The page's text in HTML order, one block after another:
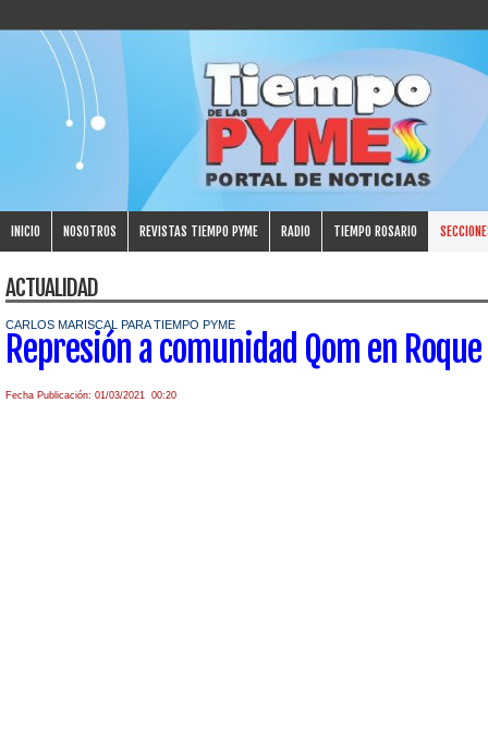
INICIO NOSOTROS REVISTAS TIEMPO PYME RADIO TIEMPO ROSARIO
ACTUALIDAD
CARLOS MARISCAL PARA TIEMPO PYME
Represión a comunidad Qom en Roque
Fecha Publicación: 01/03/2021 00:20